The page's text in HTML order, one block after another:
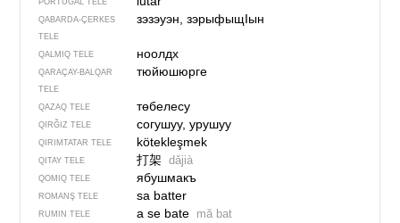
PORTUĞAL TELE
QABARDA-ÇERKES
TELE
зэзэуэн, зэрыфыщIын
QALMIQ TELE ноолдх
QARAÇAY-BALQAR
TELE
тюйюшюрге
QAZAQ TELE төбелесу
QIRĞIZ TELE согушуу, урушуу
QIRIMTATAR TELE kötekleşmek
QITAY TELE 打架 dǎjià
QOMIQ TELE ябушмакъ
ROMANŞ TELE sa batter
RUMIN TELE a se bate mă bat